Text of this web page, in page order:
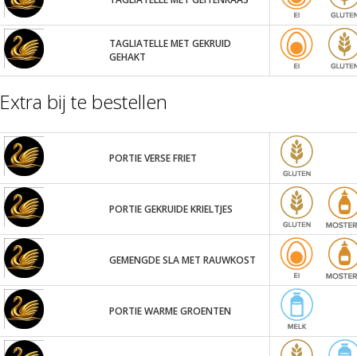
TAGLIATELLE MET GEKRUID
GEHAKT
Extra bij te bestellen
PORTIE VERSE FRIET
PORTIE GEKRUIDE KRIELTJES
GEMENGDE SLA MET RAUWKOST
PORTIE WARME GROENTEN